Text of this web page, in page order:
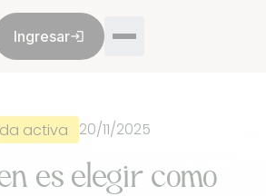
Ingresarlogin
Opiniones Nosotros
activa 20/11/2025
es elegir como